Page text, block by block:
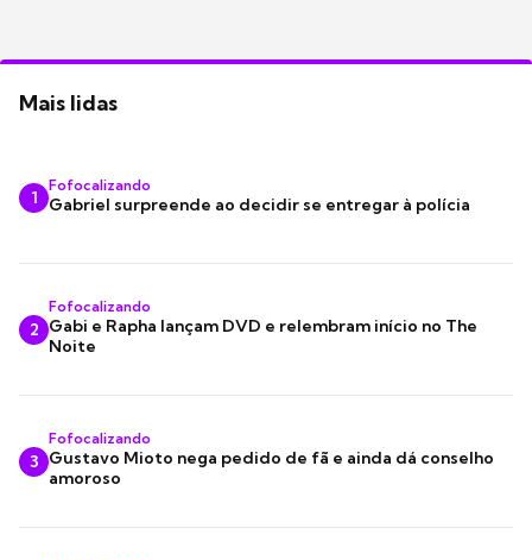
Mais lidas
1
Fofocalizando
Gabriel surpreende ao decidir se entregar à polícia
2
Fofocalizando
Gabi e Rapha lançam DVD e relembram início no The
Noite
3
Fofocalizando
Gustavo Mioto nega pedido de fã e ainda dá conselho
amoroso